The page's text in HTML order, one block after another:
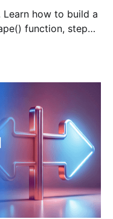
Learn how to build a
function, step